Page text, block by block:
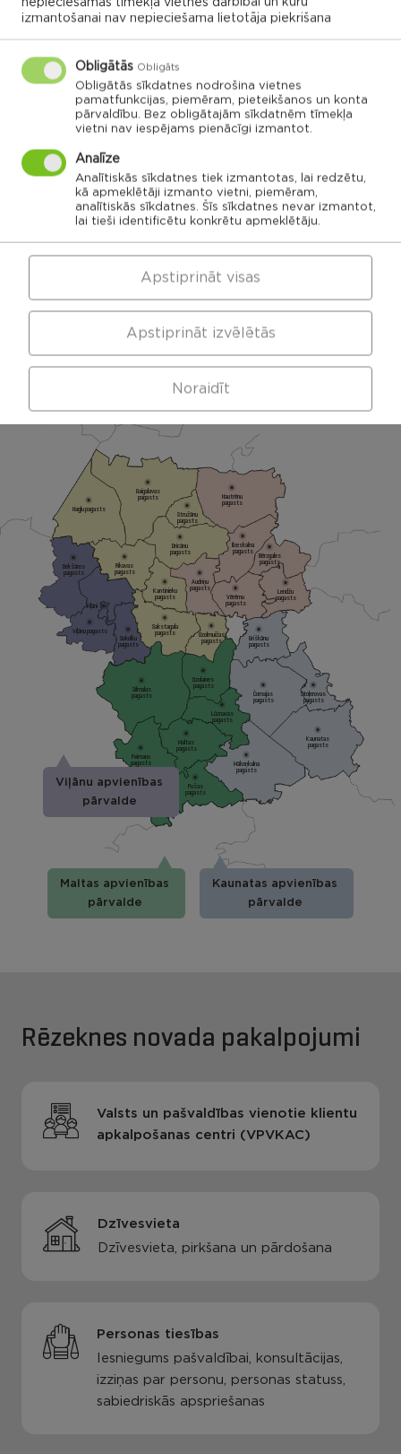
VISI NOTIKUMI
Rēzeknes novada karte
izpētītu vairāk
APVIENĪBU PĀRVALDES
Maltas apvienības
pārvalde
Kaunatas apvienības
pārvalde
Viļānu apvienības
pārvalde
Nagļu pagasts
Rikavas
pagasts
Kantinieku
pagasts
Sakstagala
pagasts Ozolmuižas
pagasts
Gaigalavas
pagasts
Stružānu
pagasts
Dricānu
pagasts
Nautrēnu
pagasts
Ilzeskalna
pagasts
Audriņu
pagasts
Vērēmu
pagasts
Lendžu
pagasts
Bērzgales
pagasts
Silmalas
pagasts
Feimaņu
pagasts
Pušas
pagasts
Maltas
pagasts
Lūznavas
pagasts
Ozolaines
pagasts
Griškānu
pagasts
Čornajas
pagasts
Mākoņkalna
pagasts
Kaunatas
pagasts
Stoļerovas
pagasts
Sokolku
pagasts
Viļānu pagasts
Dekšāres
pagasts
Viļāni
Rēzeknes novada pakalpojumi
Valsts un pašvaldības vienotie klientu
apkalpošanas centri (VPVKAC)
Dzīvesvieta
Dzīvesvieta, pirkšana un pārdošana
Personas tiesības
Iesniegums pašvaldībai, konsultācijas,
izziņas par personu, personas statuss,
sabiedriskās apspriešanas
izmantošanai nav nepieciešama lietotāja piekrišana
Obligātās Obligāts
Obligātās sīkdatnes nodrošina vietnes
pamatfunkcijas, piemēram, pieteikšanos un konta
pārvaldību. Bez obligātajām sīkdatnēm tīmekļa
vietni nav iespējams pienācīgi izmantot.
Analīze
Analītiskās sīkdatnes tiek izmantotas, lai redzētu,
kā apmeklētāji izmanto vietni, piemēram,
analītiskās sīkdatnes. Šīs sīkdatnes nevar izmantot,
lai tieši identificētu konkrētu apmeklētāju.
Noraidīt
Apstiprināt izvēlētās
Apstiprināt visas